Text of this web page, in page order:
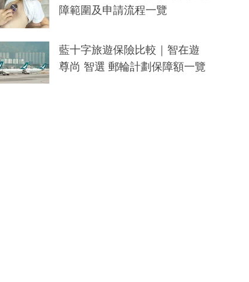
障範圍及申請流程一覽
藍十字旅遊保險比較｜智在遊
尊尚 智選 郵輪計劃保障額一覽